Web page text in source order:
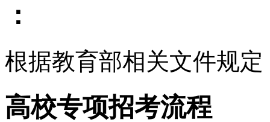
：
根据教育部相关文件规
高校专项招考流程